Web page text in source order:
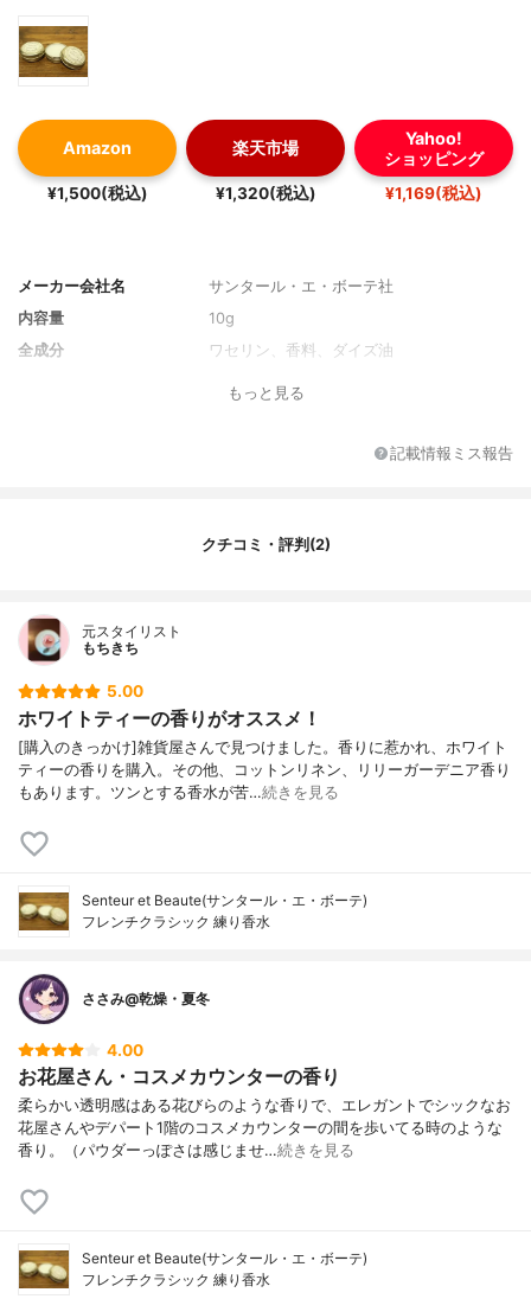
Amazon
¥1,500(税込)
楽天市場
¥1,320(税込)
Yahoo!
ショッピング
¥1,169(税込)
メーカー会社名
サンタール・エ・ボーテ社
内容量
10g
全成分
ワセリン、香料、ダイズ油
もっと見る
記載情報ミス報告
クチコミ・評判(2)
元スタイリスト
もちきち
5.00
ホワイトティーの香りがオススメ！
[購入のきっかけ]雑貨屋さんで見つけました。香りに惹かれ、ホワイト
ティーの香りを購入。その他、コットンリネン、リリーガーデニア香り
もあります。ツンとする香水が苦…続きを見る
Senteur et Beaute(サンタール・エ・ボーテ)
フレンチクラシック 練り香水
ささみ@乾燥・夏冬
4.00
お花屋さん・コスメカウンターの香り
柔らかい透明感はある花びらのような香りで、エレガントでシックなお
花屋さんやデパート1階のコスメカウンターの間を歩いてる時のような
香り。（パウダーっぽさは感じませ…続きを見る
Senteur et Beaute(サンタール・エ・ボーテ)
フレンチクラシック 練り香水